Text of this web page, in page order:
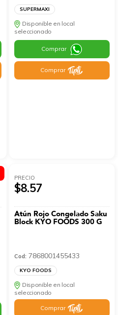
SUPERMAXI
Disponible en local
seleccionado
Comprar
Comprar
PRECIO
$8.57
Atún Rojo Congelado Saku
Block KYO FOODS 300 G
Cod: 7868001455433
KYO FOODS
Disponible en local
seleccionado
Comprar